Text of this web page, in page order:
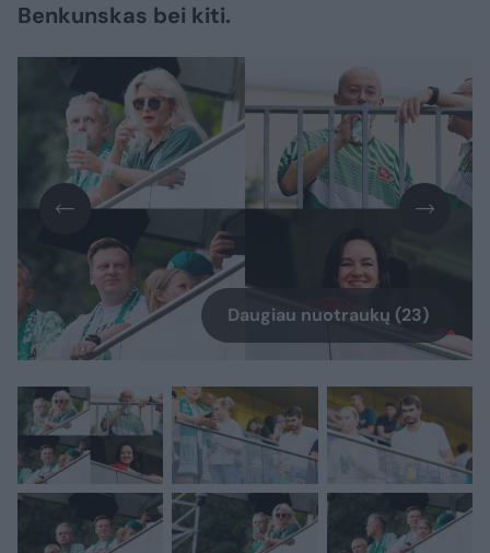
Benkunskas bei kiti.
Daugiau nuotraukų (23)